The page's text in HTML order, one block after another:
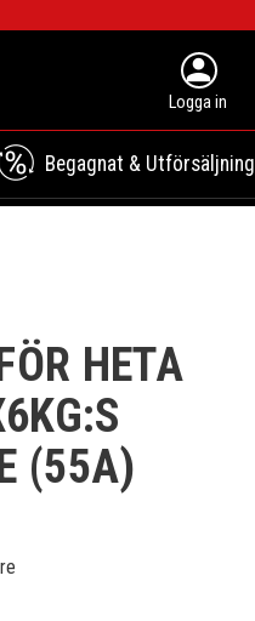
person
Begagnat & Utförsäljning
HETA
(55A)